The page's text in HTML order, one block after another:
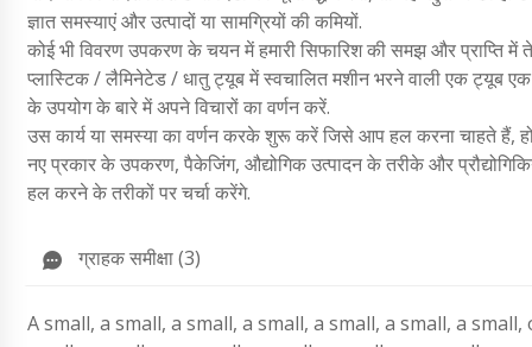
ज्ञात समस्याएं और उत्पादों या सामग्रियों की कमियों.
कोई भी विवरण उपकरण के चयन में हमारी सिफारिश की समझ और प्राप्ति में
प्लास्टिक / लैमिनेटेड / धातु ट्यूब में स्वचालित मशीन भरने वाली एक ट्यूब
के उपयोग के बारे में अपने विचारों का वर्णन करें.
उस कार्य या समस्या का वर्णन करके शुरू करें जिसे आप हल करना चाहते हैं,
नए प्रकार के उपकरण, पैकेजिंग, औद्योगिक उत्पादन के तरीके और
हल करने के तरीकों पर चर्चा करेंगे.
ग्राहक समीक्षा (3)
A small, a small, a small, a small, a small, a small, a